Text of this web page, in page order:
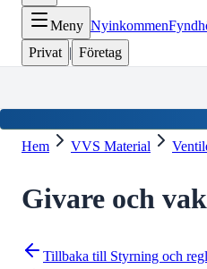
Meny Nyinkommen
Privat | Företag
Hem VVS Material
Givare och
Tillbaka till Styrning och